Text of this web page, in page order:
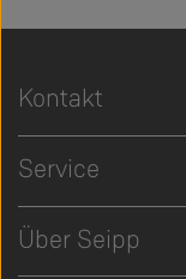
Kontakt
Service
Über Seipp